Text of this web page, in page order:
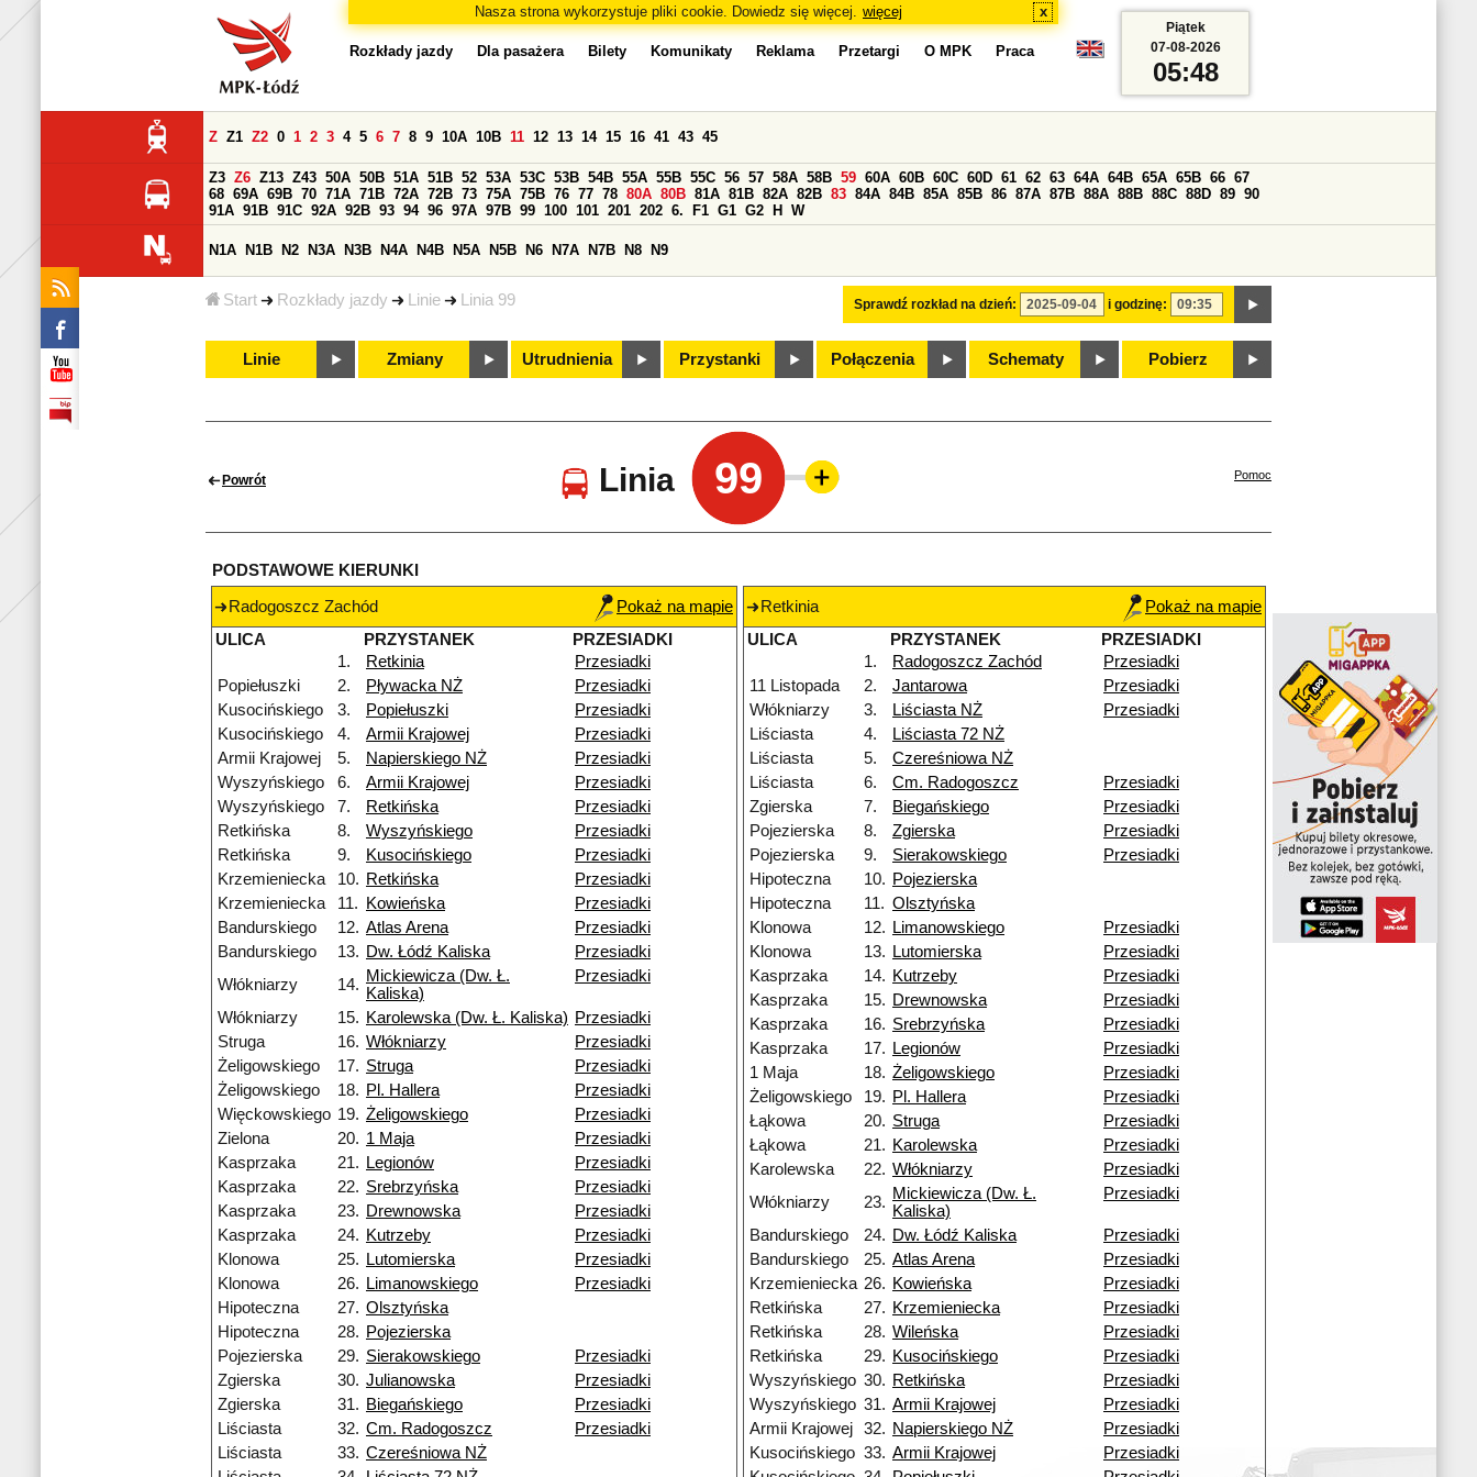
Nasza strona wykorzystuje pliki cookie. Dowiedz się więcej. więcej x
Start Rozkłady jazdy Linie Linia 99
Rozkłady jazdy Dla pasażera Bilety Komunikaty Reklama Przetargi O MPK Praca
Sprawdź rozkład na dzień: i godzinę:
Z Z1 Z2 0 1 2 3 4 5 6 7 8 9 10A 10B 11 12 13 14 15 16 41 43 45
Z3 Z6 Z13 Z43 50A 50B 51A 51B 52 53A 53C 53B 54B 55A 55B 55C 56 57 58A 58B 59 60A 60B 60C 60D 61 62 63 64A 64B 65A 65B 66 67
68 69A 69B 70 71A 71B 72A 72B 73 75A 75B 76 77 78 80A 80B 81A 81B 82A 82B 83 84A 84B 85A 85B 86 87A 87B 88A 88B 88C 88D 89 90
91A 91B 91C 92A 92B 93 94 96 97A 97B 99 100 101 201 202 6. F1 G1 G2 H W
N1A N1B N2 N3A N3B N4A N4B N5A N5B N6 N7A N7B N8 N9
Linie Zmiany Utrudnienia Przystanki Połączenia Schematy Pobierz
Piątek
07-08-2026
05:48
Powrót Linia 99 Pomoc
PODSTAWOWE KIERUNKI
Radogoszcz Zachód
Pokaż na mapie
ULICA
PRZYSTANEK
PRZESIADKI
1.
Retkinia
Przesiadki
Popiełuszki
2. Pływacka NŻ
Przesiadki
Kusocińskiego
3. Popiełuszki
Przesiadki
Kusocińskiego
4. Armii Krajowej
Przesiadki
Armii Krajowej
5. Napierskiego NŻ
Przesiadki
Wyszyńskiego
6. Armii Krajowej
Przesiadki
Wyszyńskiego
7. Retkińska
Przesiadki
Retkińska
8. Wyszyńskiego
Przesiadki
Retkińska
9. Kusocińskiego
Przesiadki
Krzemieniecka
10. Retkińska
Przesiadki
Krzemieniecka
11. Kowieńska
Przesiadki
Bandurskiego
12. Atlas Arena
Przesiadki
Bandurskiego
13. Dw. Łódź Kaliska
Przesiadki
Włókniarzy
14. Mickiewicza (Dw. Ł.
Kaliska)
Przesiadki
Włókniarzy 15. Karolewska (Dw. Ł. Kaliska) Przesiadki
Struga
16. Włókniarzy
Przesiadki
Żeligowskiego
17. Struga
Przesiadki
Żeligowskiego
18. Pl. Hallera
Przesiadki
Więckowskiego 19. Żeligowskiego
Przesiadki
Zielona
20. 1 Maja
Przesiadki
Kasprzaka
21. Legionów
Przesiadki
Kasprzaka
22. Srebrzyńska
Przesiadki
Kasprzaka
23. Drewnowska
Przesiadki
Kasprzaka
24. Kutrzeby
Przesiadki
Klonowa
25. Lutomierska
Przesiadki
Klonowa
26. Limanowskiego
Przesiadki
Hipoteczna
27. Olsztyńska
Hipoteczna
28. Pojezierska
Pojezierska
29. Sierakowskiego
Przesiadki
Zgierska
30. Julianowska
Przesiadki
Zgierska
31. Biegańskiego
Przesiadki
Liściasta
32. Cm. Radogoszcz
Przesiadki
Liściasta
33. Czereśniowa NŻ
Retkinia
Pokaż na mapie
ULICA
PRZYSTANEK
PRZESIADKI
1.
Radogoszcz Zachód
Przesiadki
11 Listopada
2. Jantarowa
Przesiadki
Włókniarzy
3. Liściasta NŻ
Przesiadki
Liściasta
4.
Liściasta 72 NŻ
Liściasta
5.
Czereśniowa NŻ
Liściasta
6. Cm. Radogoszcz
Przesiadki
Zgierska
7. Biegańskiego
Przesiadki
Pojezierska
8. Zgierska
Przesiadki
Pojezierska
9. Sierakowskiego
Przesiadki
Hipoteczna
10. Pojezierska
Hipoteczna
11. Olsztyńska
Klonowa
12. Limanowskiego
Przesiadki
Klonowa
13. Lutomierska
Przesiadki
Kasprzaka
14. Kutrzeby
Przesiadki
Kasprzaka
15. Drewnowska
Przesiadki
Kasprzaka
16. Srebrzyńska
Przesiadki
Kasprzaka
17. Legionów
Przesiadki
1 Maja
18. Żeligowskiego
Przesiadki
Żeligowskiego
19. Pl. Hallera
Przesiadki
Łąkowa
20. Struga
Przesiadki
Łąkowa
21. Karolewska
Przesiadki
Karolewska
22. Włókniarzy
Przesiadki
Włókniarzy
23. Mickiewicza (Dw. Ł.
Kaliska)
Przesiadki
Bandurskiego 24. Dw. Łódź Kaliska
Przesiadki
Bandurskiego
25. Atlas Arena
Przesiadki
Krzemieniecka 26. Kowieńska
Przesiadki
Retkińska
27. Krzemieniecka
Przesiadki
Retkińska
28. Wileńska
Przesiadki
Retkińska
29. Kusocińskiego
Przesiadki
Wyszyńskiego 30. Retkińska
Przesiadki
Wyszyńskiego 31. Armii Krajowej
Przesiadki
Armii Krajowej
32. Napierskiego NŻ
Przesiadki
Kusocińskiego 33. Armii Krajowej
Przesiadki